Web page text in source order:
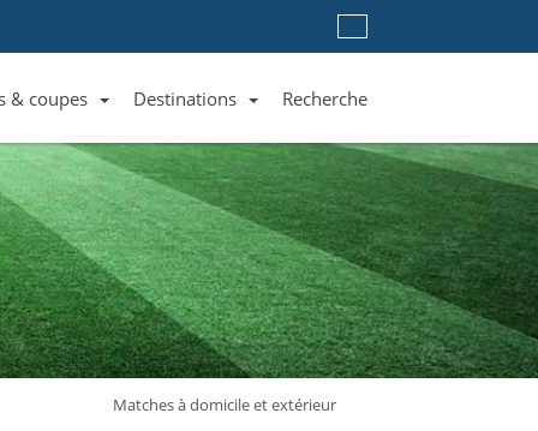
Liste des clubs et équipes
& coupes
Liste des ligues et coupes
Destinations
Toutes les destinations
Recherche
Matches à domicile et extérieur